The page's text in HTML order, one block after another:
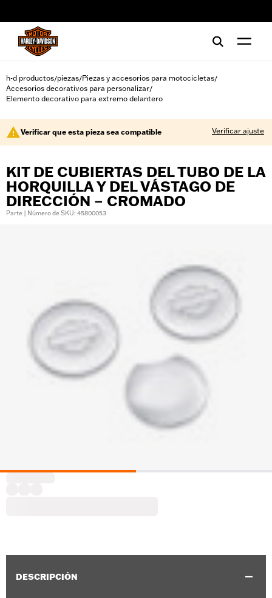
h-d productos/piezas/Piezas y accesorios para motocicletas/
Accesorios decorativos para personalizar/
Elemento decorativo para extremo delantero
Verificar que esta pieza sea compatible Verificar ajuste
KIT DE CUBIERTAS DEL TUBO DE LA
HORQUILLA Y DEL VÁSTAGO DE
DIRECCIÓN – CROMADO
Parte | Número de SKU: 45800053
DESCRIPCIÓN